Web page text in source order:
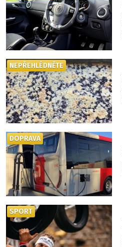
NEPŘEHLÉDNĚTE
DOPRAVA
SPORT